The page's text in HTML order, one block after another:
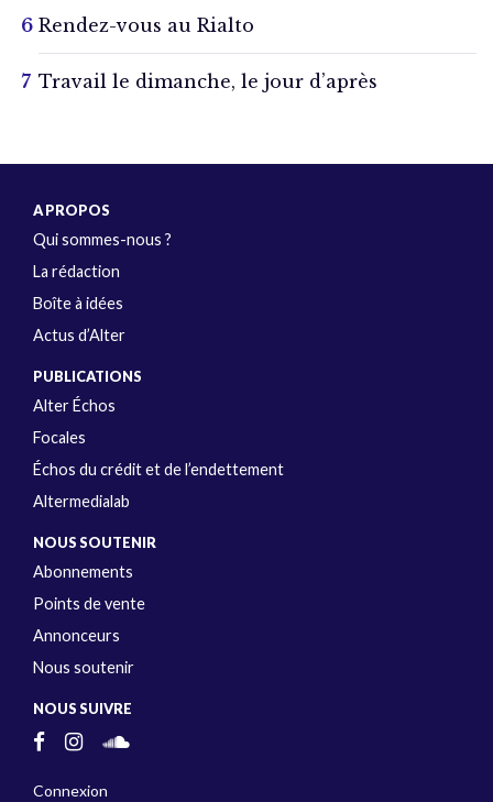
Rendez-vous au Rialto
Travail le dimanche, le jour d’après
A PROPOS
Qui sommes-nous ?
La rédaction
Boîte à idées
Actus d’Alter
PUBLICATIONS
Alter Échos
Focales
Échos du crédit et de l’endettement
Altermedialab
NOUS SOUTENIR
Abonnements
Points de vente
Annonceurs
Nous soutenir
NOUS SUIVRE
Connexion